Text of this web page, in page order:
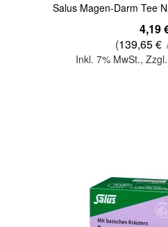
Salus Magen-Darm Tee
4,19
(139,65 €
Inkl. 7% MwSt., Zzgl.